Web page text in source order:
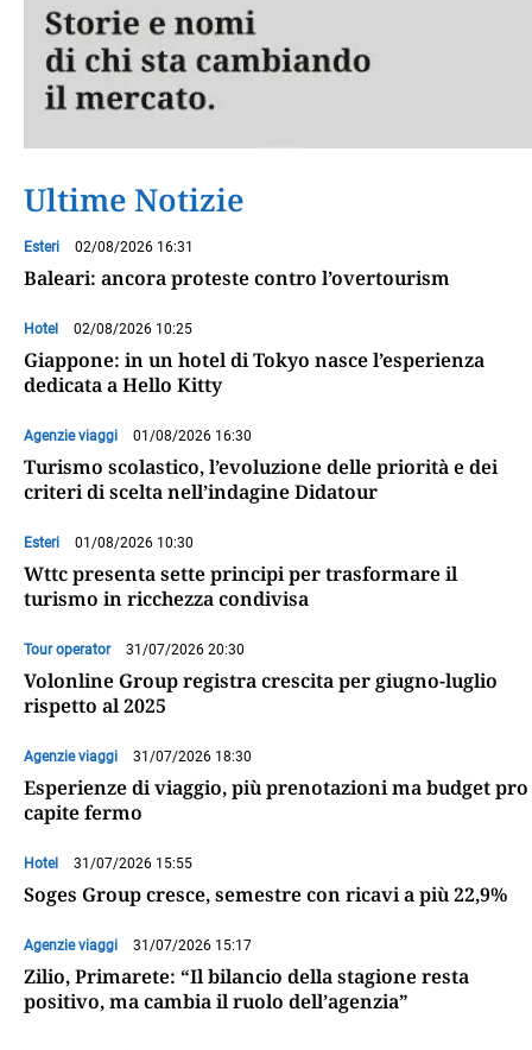
Ultime Notizie
Esteri 02/08/2026 16:31
Baleari: ancora proteste contro l’overtourism
Hotel 02/08/2026 10:25
Giappone: in un hotel di Tokyo nasce l’esperienza
dedicata a Hello Kitty
Agenzie viaggi 01/08/2026 16:30
Turismo scolastico, l’evoluzione delle priorità e dei
criteri di scelta nell’indagine Didatour
Esteri 01/08/2026 10:30
Wttc presenta sette principi per trasformare il
turismo in ricchezza condivisa
Tour operator 31/07/2026 20:30
Volonline Group registra crescita per giugno-luglio
rispetto al 2025
Agenzie viaggi 31/07/2026 18:30
Esperienze di viaggio, più prenotazioni ma budget pro
capite fermo
Hotel 31/07/2026 15:55
Soges Group cresce, semestre con ricavi a più 22,9%
Agenzie viaggi 31/07/2026 15:17
Zilio, Primarete: “Il bilancio della stagione resta
positivo, ma cambia il ruolo dell’agenzia”